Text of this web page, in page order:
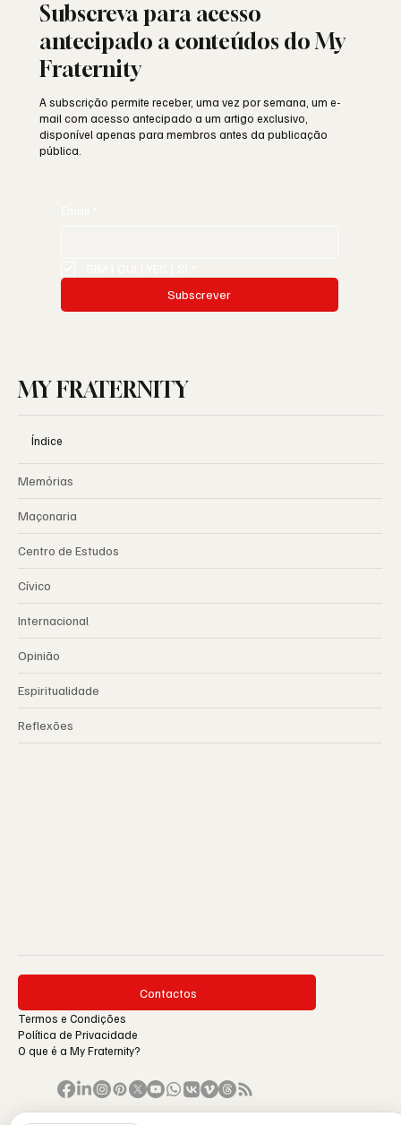
Subscreva para acesso
antecipado a conteúdos do My
Fraternity
A subscrição permite receber, uma vez por semana, um e-
mail com acesso antecipado a um artigo exclusivo,
disponível apenas para membros antes da publicação
pública.
Subscrever
MY FRATERNITY
Índice
Memórias
Maçonaria
Centro de Estudos
Cívico
Internacional
Opinião
Espiritualidade
Reflexões
Contactos
Termos e Condições
Política de Privacidade
O que é a My Fraternity?